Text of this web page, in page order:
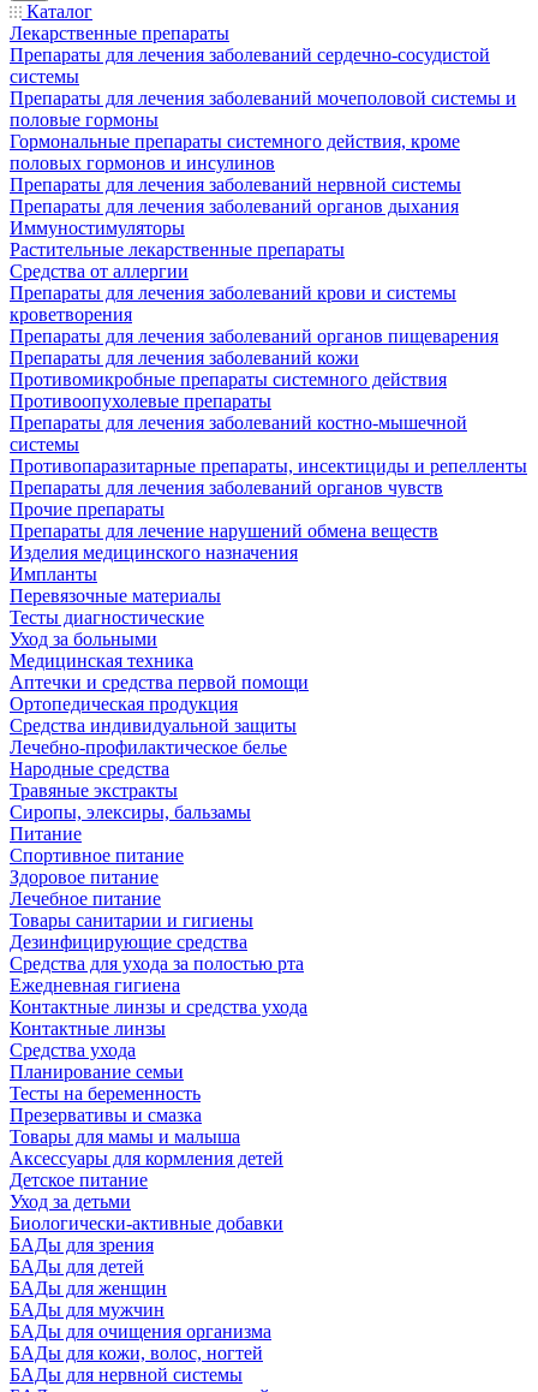
Каталог
Лекарственные препараты
Препараты для лечения заболеваний сердечно-сосудистой
системы
Препараты для лечения заболеваний мочеполовой системы и
половые гормоны
Гормональные препараты системного действия, кроме
половых гормонов и инсулинов
Препараты для лечения заболеваний нервной системы
Препараты для лечения заболеваний органов дыхания
Иммуностимуляторы
Растительные лекарственные препараты
Средства от аллергии
Препараты для лечения заболеваний крови и системы
кроветворения
Препараты для лечения заболеваний органов пищеварения
Препараты для лечения заболеваний кожи
Противомикробные препараты системного действия
Противоопухолевые препараты
Препараты для лечения заболеваний костно-мышечной
системы
Противопаразитарные препараты, инсектициды и репелленты
Препараты для лечения заболеваний органов чувств
Прочие препараты
Препараты для лечение нарушений обмена веществ
Изделия медицинского назначения
Импланты
Перевязочные материалы
Тесты диагностические
Уход за больными
Медицинская техника
Аптечки и средства первой помощи
Ортопедическая продукция
Средства индивидуальной защиты
Лечебно-профилактическое белье
Народные средства
Травяные экстракты
Сиропы, элексиры, бальзамы
Питание
Спортивное питание
Здоровое питание
Лечебное питание
Товары санитарии и гигиены
Дезинфицирующие средства
Средства для ухода за полостью рта
Ежедневная гигиена
Контактные линзы и средства ухода
Контактные линзы
Средства ухода
Планирование семьи
Тесты на беременность
Презервативы и смазка
Товары для мамы и малыша
Аксессуары для кормления детей
Детское питание
Уход за детьми
Биологически-активные добавки
БАДы для зрения
БАДы для детей
БАДы для женщин
БАДы для мужчин
БАДы для очищения организма
БАДы для кожи, волос, ногтей
БАДы для нервной системы